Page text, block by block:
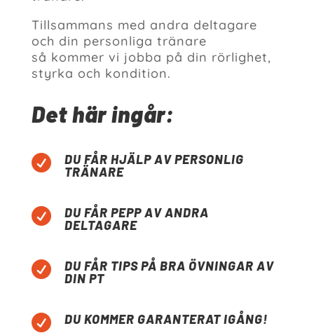
Tillsammans med andra deltagare
och din personliga tränare
så kommer vi jobba på din rörlighet,
styrka och kondition.
Det här ingår:

DU FÅR HJÄLP AV PERSONLIG
TRÄNARE

DU FÅR PEPP AV ANDRA
DELTAGARE

DU FÅR TIPS PÅ BRA ÖVNINGAR AV
DIN PT
 DU KOMMER GARANTERAT IGÅNG!